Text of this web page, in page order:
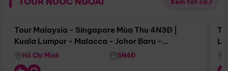
Điểm nổi bật
Tour Malaysia - Singapore Mùa Thu 4N3Đ |
Kuala Lumpur - Malacca - Johor Baru -
Singapore
Hồ Chí Minh 5N4Đ